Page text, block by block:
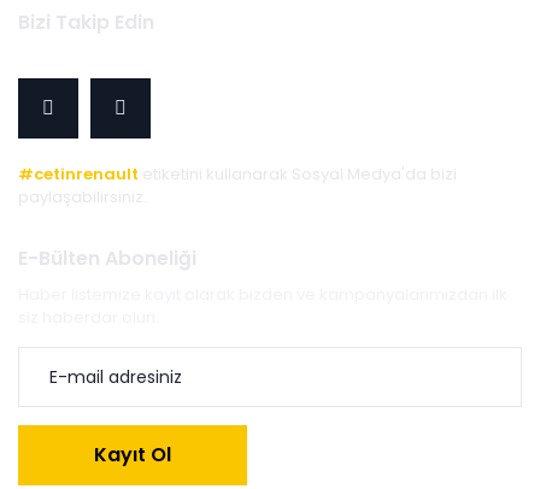
Bizi Takip Edin
#cetinrenault etiketini kullanarak Sosyal Medya'da bizi
paylaşabilirsiniz.
E-Bülten Aboneliği
Kayıt Ol